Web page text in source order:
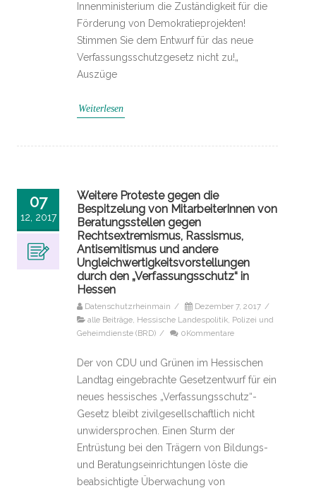
Innenministerium die Zuständigkeit für die
Förderung von Demokratieprojekten!
Stimmen Sie dem Entwurf für das neue
Verfassungsschutzgesetz nicht zu!„
Auszüge
Weiterlesen
07
12, 2017
Weitere Proteste gegen die
Bespitzelung von MitarbeiterInnen von
Beratungsstellen gegen
Rechtsextremismus, Rassismus,
Antisemitismus und andere
Ungleichwertigkeitsvorstellungen
durch den „Verfassungsschutz“ in
Hessen
Datenschutzrheinmain / Dezember 7, 2017 /
alle Beiträge, Hessische Landespolitik, Polizei und
Geheimdienste (BRD) / 0Kommentare
Der von CDU und Grünen im Hessischen
Landtag eingebrachte Gesetzentwurf für ein
neues hessisches „Verfassungsschutz“-
Gesetz bleibt zivilgesellschaftlich nicht
unwidersprochen. Einen Sturm der
Entrüstung bei den Trägern von Bildungs-
und Beratungseinrichtungen löste die
beabsichtigte Überwachung von